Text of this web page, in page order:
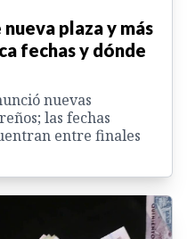
plaza y más
fechas y dónde
nuevas
las fechas
entre finales